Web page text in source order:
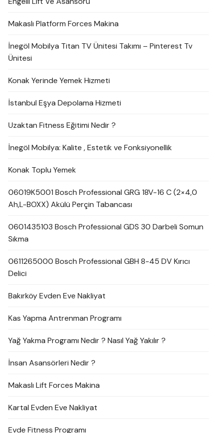
Makaslı Platform Forces Makina
İnegöl Mobilya Titan TV Ünitesi Takımı – Pinterest Tv
Ünitesi
Konak Yerinde Yemek Hizmeti
İstanbul Eşya Depolama Hizmeti
Uzaktan Fitness Eğitimi Nedir ?
İnegöl Mobilya: Kalite , Estetik ve Fonksiyonellik
Konak Toplu Yemek
06019K5001 Bosch Professional GRG 18V-16 C (2×4,0
Ah,L-BOXX) Akülü Perçin Tabancası
0601435103 Bosch Professional GDS 30 Darbeli Somun
Sıkma
0611265000 Bosch Professional GBH 8-45 DV Kırıcı
Delici
Bakırköy Evden Eve Nakliyat
Kas Yapma Antrenman Programı
Yağ Yakma Programı Nedir ? Nasıl Yağ Yakılır ?
İnsan Asansörleri Nedir ?
Makaslı Lift Forces Makina
Kartal Evden Eve Nakliyat
Evde Fitness Programı